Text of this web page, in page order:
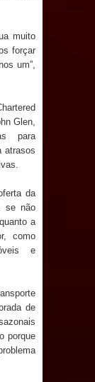
muito
forçar
um”,
Glen,
para
atrasos
da
se não
a
como
e
de
porque